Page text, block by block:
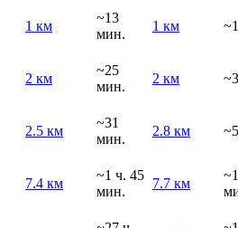
1 км
~13
мин.
1 км
2 км
~25
мин.
2 км
2.5 км
~31
мин.
2.8 км
7.4 км
~1 ч. 45
мин.
7.7 км